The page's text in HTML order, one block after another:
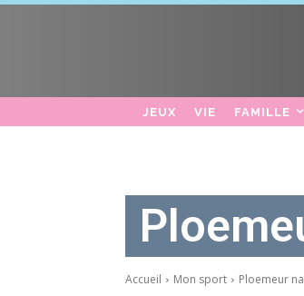
JEUX VIE FAMILLE
Accueil Mon sport Ploemeur